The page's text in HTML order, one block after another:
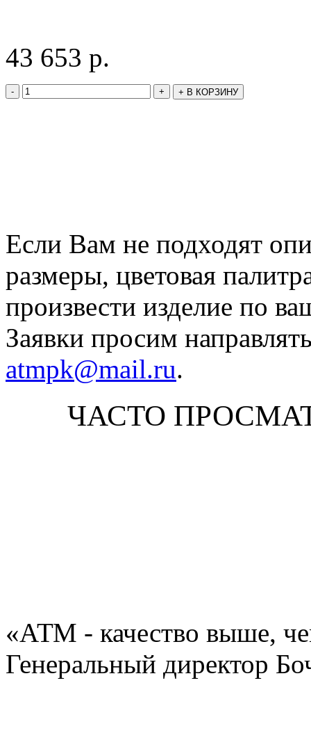
43 653 р.
- + + В КОРЗИНУ
Если Вам не подходят
размеры, цветовая
произвести изделие по
Заявки просим
atmpk@mail.ru.
ЧАСТО
«АТМ - качество выше,
Генеральный директор